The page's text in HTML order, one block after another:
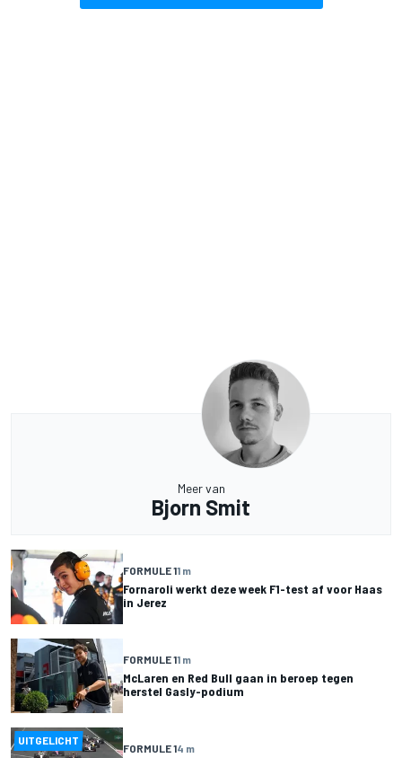
Meer van
Bjorn Smit
FORMULE 11 m
Fornaroli werkt deze week F1-test af voor Haas
in Jerez
FORMULE 11 m
McLaren en Red Bull gaan in beroep tegen
herstel Gasly-podium
UITGELICHT
FORMULE 14 m